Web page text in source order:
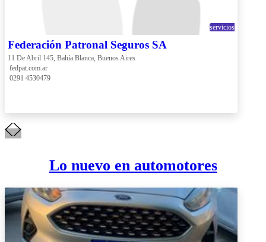
servicios
Federación Patronal Seguros SA
11 De Abril 145, Bahía Blanca, Buenos Aires
fedpat.com.ar
0291 4530479
Lo nuevo en automotores